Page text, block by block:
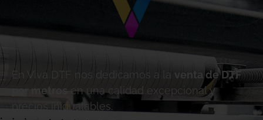
En Viva DTF nos dedicamos a la
venta de DTF
por metros
en una calidad excepcional y
precios inigualables.